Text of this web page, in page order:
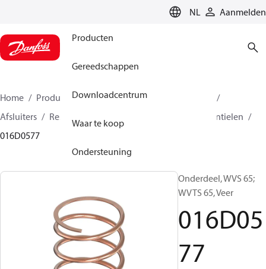
NL Aanmelden
Producten
Gereedschappen
Downloadcentrum
Waar te koop
Ondersteuning
Home Producten
Climate Solutions voor cooling
Afsluiters
Reserveonderdelen en accessoires voor ventielen
016D0577
Onderdeel, WVS 65;
WVTS 65, Veer
016D05
77